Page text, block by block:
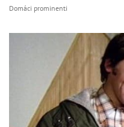
Domáci prominenti